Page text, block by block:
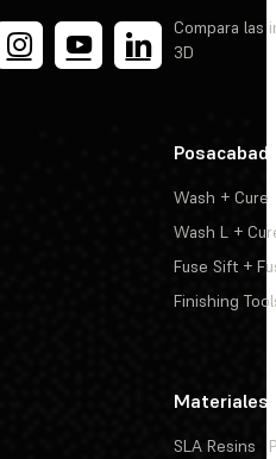
Compara las
3D
Wash + Cure
Wash L +
Fuse Sift +
Finishing
Materiales
SLA Resins